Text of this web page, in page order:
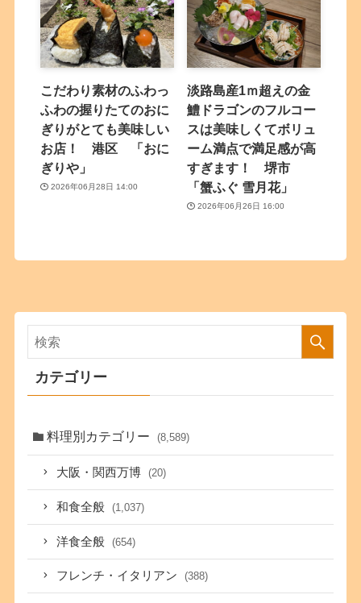
こだわり素材のふわっ
ふわの握りたてのおに
ぎりがとても美味しい
お店！ 港区 「おに
ぎりや」
2026年06月28日 14:00
淡路島産1ｍ超えの金
鱧ドラゴンのフルコー
スは美味しくてボリュ
ーム満点で満足感が高
すぎます！ 堺市
「蟹ふぐ 雪月花」
2026年06月26日 16:00
カテゴリー
料理別カテゴリー (8,589)
大阪・関西万博 (20)
和食全般 (1,037)
洋食全般 (654)
フレンチ・イタリアン (388)